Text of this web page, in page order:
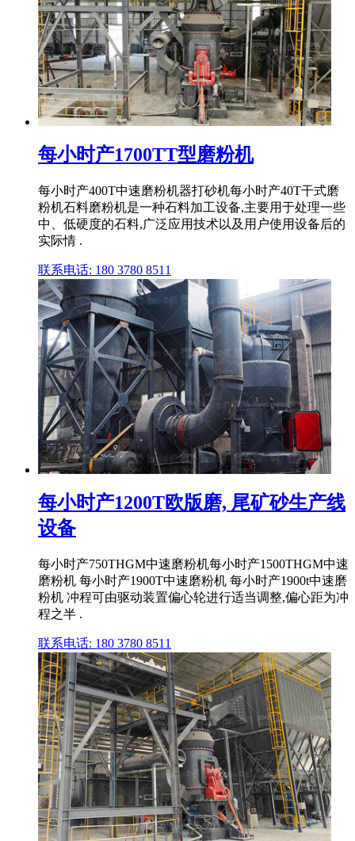
每小时产1700TT型磨粉机
每小时产400T中速磨粉机器打砂机每小时产40T干式磨
粉机石料磨粉机是一种石料加工设备,主要用于处理一些
中、低硬度的石料,广泛应用技术以及用户使用设备后的
实际情 .
联系电话: 180 3780 8511
每小时产1200T欧版磨, 尾矿砂生产线
设备
每小时产750THGM中速磨粉机每小时产1500THGM中速
磨粉机 每小时产1900T中速磨粉机 每小时产1900t中速磨
粉机 冲程可由驱动装置偏心轮进行适当调整,偏心距为冲
程之半 .
联系电话: 180 3780 8511